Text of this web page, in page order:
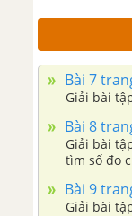
Bài 7
Giải bài
Bài 8
Giải bài
tìm số đo
Bài 9
Giải bài